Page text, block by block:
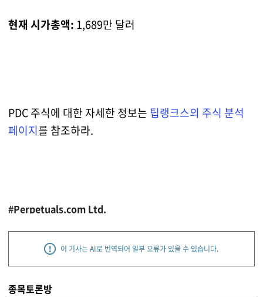
현재 시가총액: 1,689만 달러
PDC 주식에 대한 자세한 정보는 팁랭크스의 주식 분석
페이지를 참조하라.
#Perpetuals.com Ltd.
이 기사는 AI로 번역되어 일부 오류가 있을 수 있습니다.
종목토론방